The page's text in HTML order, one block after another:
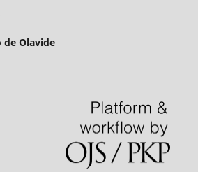
de Olavide